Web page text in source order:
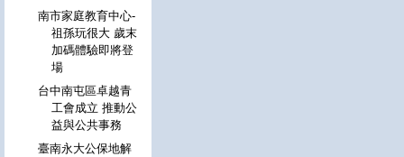
南市家庭教育中心-
祖孫玩很大 歲末
加碼體驗即將登
場
台中南屯區卓越青
工會成立 推動公
益與公共事務
臺南永大公保地解